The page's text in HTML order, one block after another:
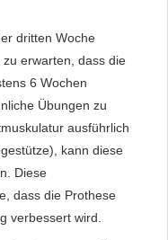
dritten Woche
erwarten, dass die
6 Wochen
Übungen zu
ausführlich
kann diese
Diese
dass die Prothese
verbessert wird.